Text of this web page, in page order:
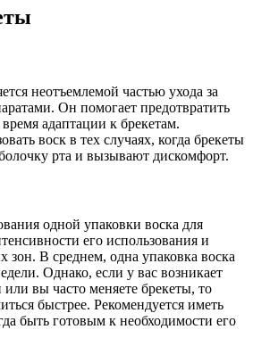
неотъемлемой частью ухода за
Он помогает предотвратить
адаптации к брекетам.
воск в тех случаях, когда брекеты
рта и вызывают дискомфорт.
одной упаковки воска для
его использования и
зон. В среднем, одна упаковка воска
Однако, если у вас возникает
вы часто меняете брекеты, то
быстрее. Рекомендуется иметь
быть готовым к необходимости его